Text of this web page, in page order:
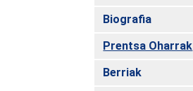
Biografia
Prentsa Oharrak
Berriak